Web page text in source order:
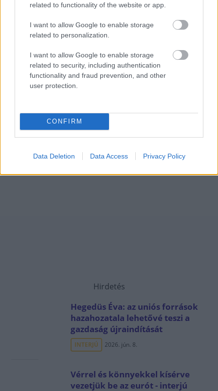
related to functionality of the website or app.
I want to allow Google to enable storage
related to personalization.
I want to allow Google to enable storage
related to security, including authentication
functionality and fraud prevention, and other
user protection.
CONFIRM
Data Deletion Data Access Privacy Policy
Hirdetés
Hegedüs Éva: az uniós források
hazahozatala lehetővé teszi a
gazdaság újraindítását
INTERJÚ 2026. jún. 8.
Vérrel és könnyekkel kísérve
vezetjük be az eurót - interjú